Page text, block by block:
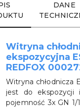
DANE
Witryna
ekspozycyjna
REDFOX
Witryna chłodnicza
jest do ekspozycji
pojemność 3x GN